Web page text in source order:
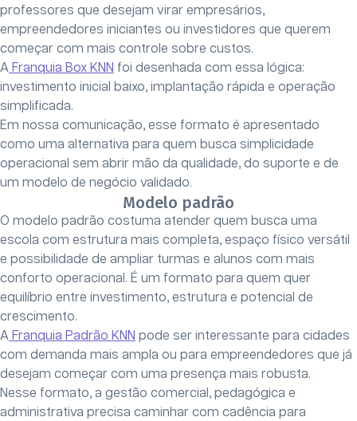
professores que desejam virar empresários,
empreendedores iniciantes ou investidores que querem
começar com mais controle sobre custos.
A Franquia Box KNN foi desenhada com essa lógica:
investimento inicial baixo, implantação rápida e operação
simplificada.
Em nossa comunicação, esse formato é apresentado
como uma alternativa para quem busca simplicidade
operacional sem abrir mão da qualidade, do suporte e de
um modelo de negócio validado.
Modelo padrão
O modelo padrão costuma atender quem busca uma
escola com estrutura mais completa, espaço físico versátil
e possibilidade de ampliar turmas e alunos com mais
conforto operacional. É um formato para quem quer
equilíbrio entre investimento, estrutura e potencial de
crescimento.
A Franquia Padrão KNN pode ser interessante para cidades
com demanda mais ampla ou para empreendedores que já
desejam começar com uma presença mais robusta.
Nesse formato, a gestão comercial, pedagógica e
administrativa precisa caminhar com cadência para